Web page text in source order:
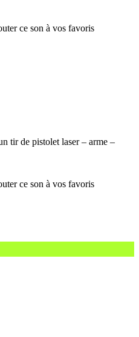
tir de pistolet laser – arme –